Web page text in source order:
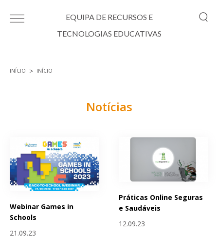
EQUIPA DE RECURSOS E
TECNOLOGIAS EDUCATIVAS
INÍCIO INÍCIO
Notícias
Webinar Games in
Schools
21.09.23
Práticas Online Seguras
e Saudáveis
12.09.23
Páginas